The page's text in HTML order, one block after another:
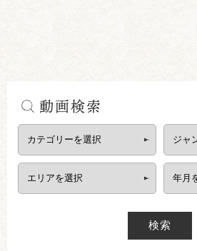
動画検索
検索